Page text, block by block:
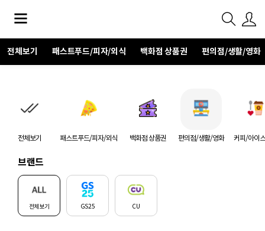
전체보기 패스트푸드/피자/외식 백화점 상품권 편의점/생활/영화
전체보기 패스트푸드/피자/외식 백화점 상품권 편의점/생활/영화 커피/아이
브랜드
전체보기 GS25 CU